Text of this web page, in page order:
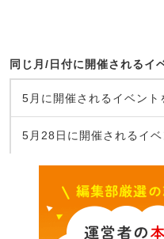
同じ月/日付に開催されるイ
5月に開催されるイベント
5月28日に開催されるイ